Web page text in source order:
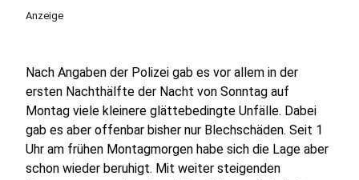
Anzeige
Nach Angaben der Polizei gab es vor allem in der
ersten Nachthälfte der Nacht von Sonntag auf
Montag viele kleinere glättebedingte Unfälle. Dabei
gab es aber offenbar bisher nur Blechschäden. Seit 1
Uhr am frühen Montagmorgen habe sich die Lage aber
schon wieder beruhigt. Mit weiter steigenden